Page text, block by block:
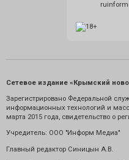
Сетевое издание «Крымский
Зарегистрировано Федеральной
информационных технологий и
марта 2015 года, свидетельство о
Учредитель: ООО "Информ Медиа"
Главный редактор Синицын А.В.